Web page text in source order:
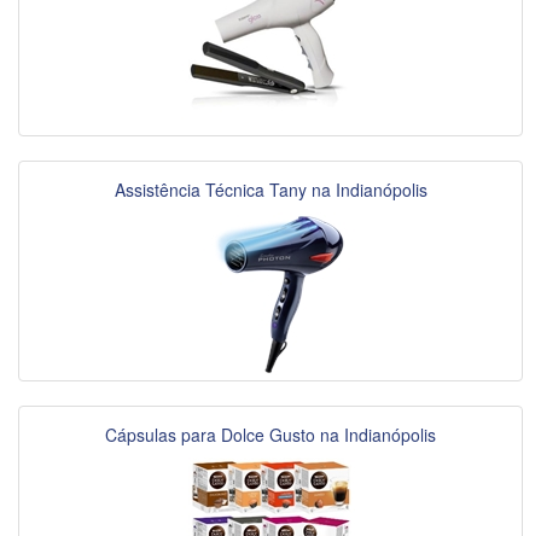
Assistência Técnica Tany na Indianópolis
Cápsulas para Dolce Gusto na Indianópolis